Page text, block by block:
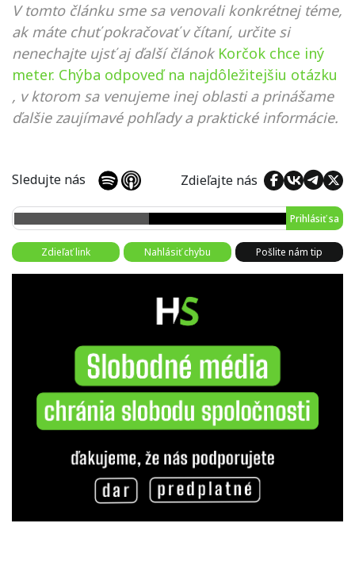
V tomto článku sme sa venovali konkrétnej téme,
ak máte chuť pokračovať v čítaní, určite si
nenechajte ujsť aj ďalší článok Korčok chce iný
meter. Chýba odpoveď na najdôležitejšiu otázku
, v ktorom sa venujeme inej oblasti a prinášame
ďalšie zaujímavé pohľady a praktické informácie.
Sledujte nás Zdieľajte nás
Prihlásiť sa
Zdieľať link Nahlásiť chybu Pošlite nám tip